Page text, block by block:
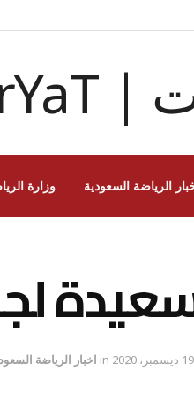
الرياضة السعودية وزارة
19 ديسمبر، 2020 in اخبار الرياضة